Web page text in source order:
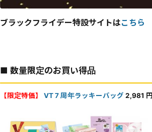
ブラックフライデー特設サイトはこちら
■ 数量限定のお買い得品
【限定特価】 VT 7 周年ラッキーバッグ 2,981 円